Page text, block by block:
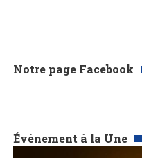
Notre page Facebook
Événement à la Une